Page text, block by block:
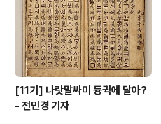
[11기] 나랏말싸미 듕귁에 달아?
- 전민경 기자